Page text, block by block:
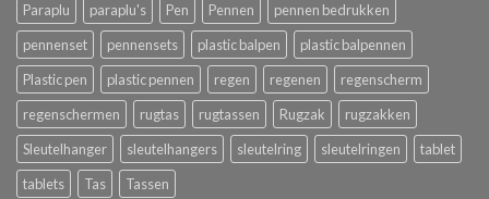
Paraplu
paraplu's Pen Pennen
pennen bedrukken
pennenset
pennensets plastic balpen
plastic balpennen
Plastic pen
plastic pennen regen regenen
regenscherm
regenschermen
rugtas rugtassen Rugzak
rugzakken
Sleutelhanger
sleutelhangers sleutelring sleutelringen
tablet
tablets
Tas Tassen